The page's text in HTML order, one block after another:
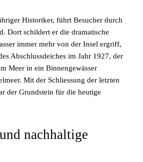
Historiker, führt Besucher durch
Dort schildert er die dramatische
immer mehr von der Insel ergriff,
Abschlussdeiches im Jahr 1927, der
Meer in ein Binnengewässer
Mit der Schliessung der letzten
der Grundstein für die heutige
nachhaltige